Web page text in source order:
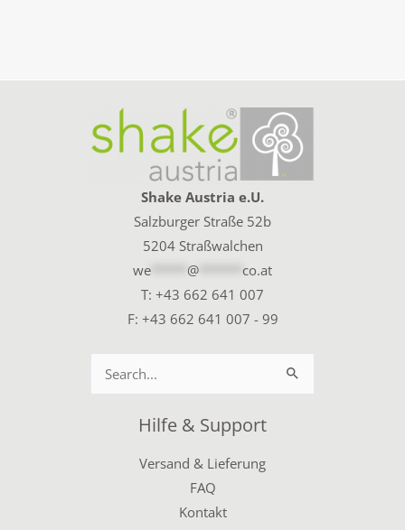
Shake Austria e.U.
Salzburger Straße 52b
5204 Straßwalchen
we
@
co.at
T: +43 662 641 007
F: +43 662 641 007 - 99
Suchen
Hilfe & Support
Versand & Lieferung
FAQ
Kontakt